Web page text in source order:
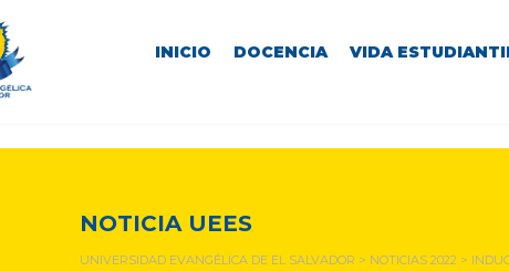
INICIO DOCENCIA VIDA
NOTICIA UEES
UNIVERSIDAD EVANGÉLICA DE EL SALVADOR > NOTICIAS 2022 >